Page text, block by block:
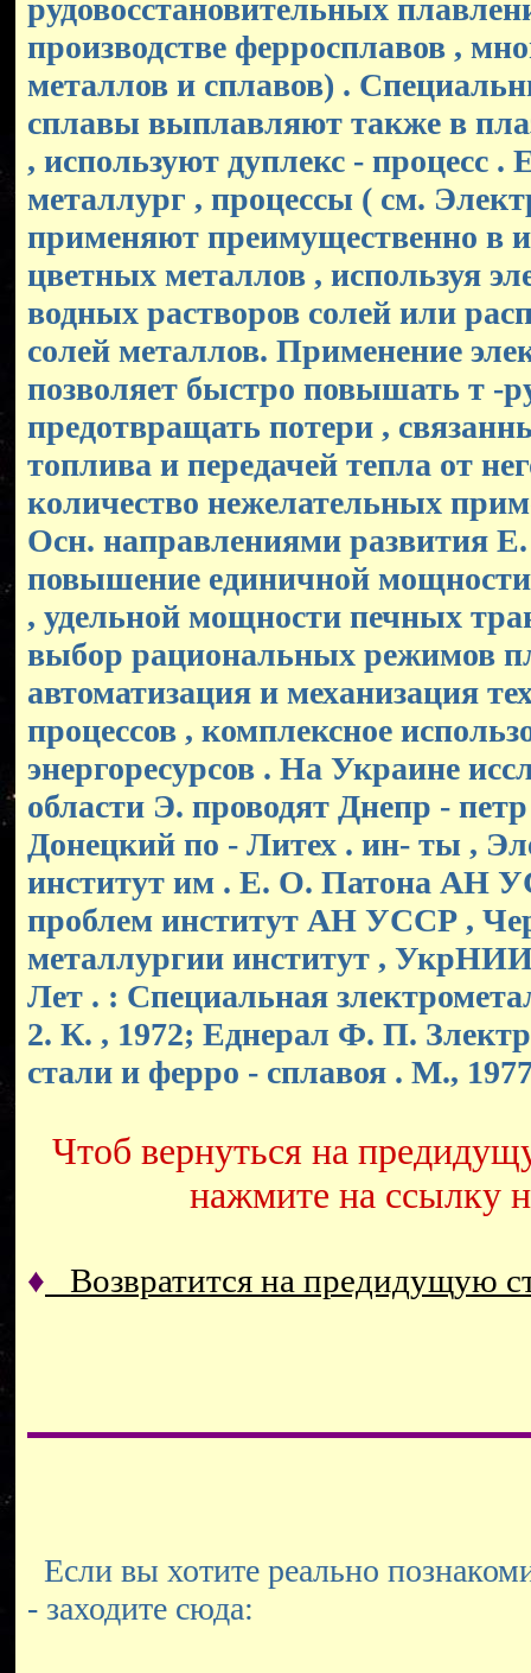
рудовосстановительных
производстве ферросплавов ,
металлов и сплавов) .
сплавы выплавляют также в
, используют дуплекс - процесс .
металлург , процессы ( см.
применяют преимущественно в
цветных металлов , используя
водных растворов солей или
солей металлов. Применение
позволяет быстро повышать т -
предотвращать потери ,
топлива и передачей тепла от
количество нежелательных
Осн. направлениями развития Е.
повышение единичной мощности
, удельной мощности печных
выбор рациональных режимов
автоматизация и механизация
процессов , комплексное
энергоресурсов . На Украине
области Э. проводят Днепр -
Донецкий по - Литех . ин- ты ,
институт им . Е. О. Патона АН
проблем институт АН УССР ,
металлургии институт ,
Лет . : Специальная
2. К. , 1972; Еднерал Ф. П.
стали и ферро - сплавоя . М.,
Чтоб вернуться на
нажмите на ссылку
♦ Возвратится на предидущую
Если вы хотите реально
- заходите сюда: